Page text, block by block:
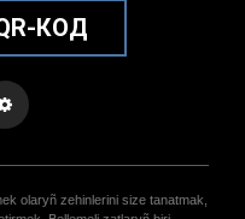
КОД
olaryñ zehinlerini size tanatmak,